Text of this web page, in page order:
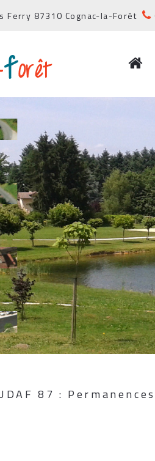
Ferry 87310 Cognac-la-Forêt
Bienvenue
87 :